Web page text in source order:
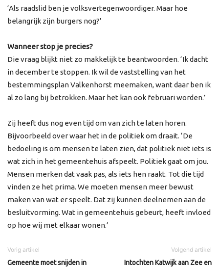
‘Als raadslid ben je volksvertegenwoordiger. Maar hoe
belangrijk zijn burgers nog?’
Wanneer stop je precies?
Die vraag blijkt niet zo makkelijk te beantwoorden. ‘Ik dacht
in december te stoppen. Ik wil de vaststelling van het
bestemmingsplan Valkenhorst meemaken, want daar ben ik
al zo lang bij betrokken. Maar het kan ook februari worden.’
Zij heeft dus nog even tijd om van zich te laten horen.
Bijvoorbeeld over waar het in de politiek om draait. ‘De
bedoeling is om mensen te laten zien, dat politiek niet iets is
wat zich in het gemeentehuis afspeelt. Politiek gaat om jou.
Mensen merken dat vaak pas, als iets hen raakt. Tot die tijd
vinden ze het prima. We moeten mensen meer bewust
maken van wat er speelt. Dat zij kunnen deelnemen aan de
besluitvorming. Wat in gemeentehuis gebeurt, heeft invloed
op hoe wij met elkaar wonen.’
Vorig artikel
Gemeente moet snijden in
Volgend artikel
Intochten Katwijk aan Zee en